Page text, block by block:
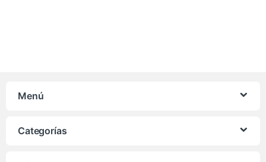
Menú
Categorías